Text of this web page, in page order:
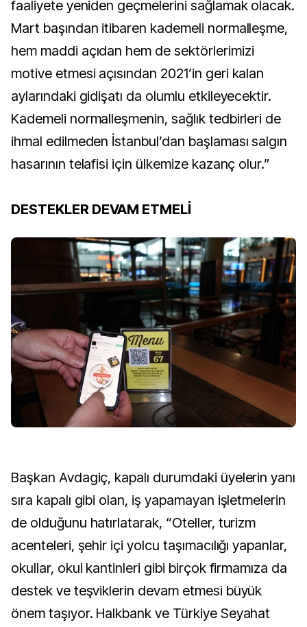
faaliyete yeniden geçmelerini sağlamak olacak.
Mart başından itibaren kademeli normalleşme,
hem maddi açıdan hem de sektörlerimizi
motive etmesi açısından 2021’in geri kalan
aylarındaki gidişatı da olumlu etkileyecektir.
Kademeli normalleşmenin, sağlık tedbirleri de
ihmal edilmeden İstanbul’dan başlaması salgın
hasarının telafisi için ülkemize kazanç olur.”
DESTEKLER DEVAM ETMELİ
Başkan Avdagiç, kapalı durumdaki üyelerin yanı
sıra kapalı gibi olan, iş yapamayan işletmelerin
de olduğunu hatırlatarak, “Oteller, turizm
acenteleri, şehir içi yolcu taşımacılığı yapanlar,
okullar, okul kantinleri gibi birçok firmamıza da
destek ve teşviklerin devam etmesi büyük
önem taşıyor. Halkbank ve Türkiye Seyahat